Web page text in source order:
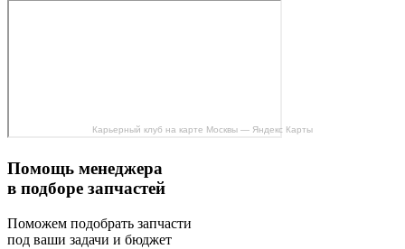
Карьерный клуб на карте Москвы — Яндекс Карты
Помощь менеджера
в подборе запчастей
Поможем подобрать запчасти
под ваши задачи и бюджет